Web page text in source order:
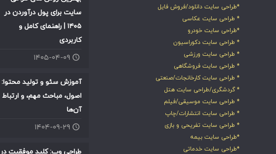
*طراحی سایت دانلود/فروش فایل
* طراحی سایت عکاسی
*طراحی سایت خودرو
* طراحی سایت دکوراسیون
* طراحی سایت ورزشی
* طراحی سایت فروشگاهی
* طراحی سایت کارخانجات/صنعتی
* گردشگری/طراحی سایت هتل
* طراحی سایت موسیقی/فیلم
* طراحی سایت انتشارات/چاپ
* طراحی سایت تفریحی و بازی
*طراحی سایت بیمه
*طراحی سایت خدماتی
سایت برای پول درآوردن در
۱۴۰۵ | راهنمای کامل و
کاربردی
۱۴۰۵-۰۴-۰۹
آموزش سئو و تولید محتوا:
اصول، مباحث مهم، و ارتباط
آن‌ها
۱۴۰۴-۰۹-۲۹
طراحی وب: کلید موفقیت در